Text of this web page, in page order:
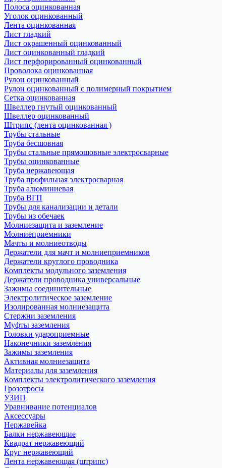
Полоса оцинкованная
Уголок оцинкованный
Лента оцинкованная
Лист гладкий
Лист окрашенный оцинкованный
Лист оцинкованный гладкий
Лист перфорированный оцинкованный
Проволока оцинкованная
Рулон оцинкованный
Рулон оцинкованный с полимерный покрытием
Сетка оцинкованная
Швеллер гнутый оцинкованный
Швеллер оцинкованный
Штрипс (лента оцинкованная )
Трубы стальные
Труба бесшовная
Трубы стальные прямошовные электросварные
Трубы оцинкованные
Труба нержавеющая
Труба профильная электросварная
Труба алюминиевая
Труба ВГП
Трубы для канализации и детали
Трубы из обечаек
Молниезащита и заземление
Молниеприемники
Мачты и молниеотводы
Держатели для мачт и молниеприемников
Держатели круглого проводника
Комплекты модульного заземления
Держатели проводника универсальные
Зажимы соединительные
Электролитическое заземление
Изолированная молниезащита
Стержни заземления
Муфты заземления
Головки удароприемные
Наконечники заземления
Зажимы заземления
Активная молниезащита
Материалы для заземления
Комплекты электролитического заземления
Грозотросы
УЗИП
Уравнивание потенциалов
Аксессуары
Нержавейка
Балки нержавеющие
Квадрат нержавеющий
Круг нержавеющий
Лента нержавеющая (штрипс)